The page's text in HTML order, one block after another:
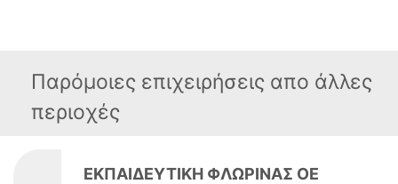
Παρόμοιες επιχειρήσεις απο άλλες
περιοχές
ΕΚΠΑΙΔΕΥΤΙΚΗ ΦΛΩΡΙΝΑΣ ΟΕ